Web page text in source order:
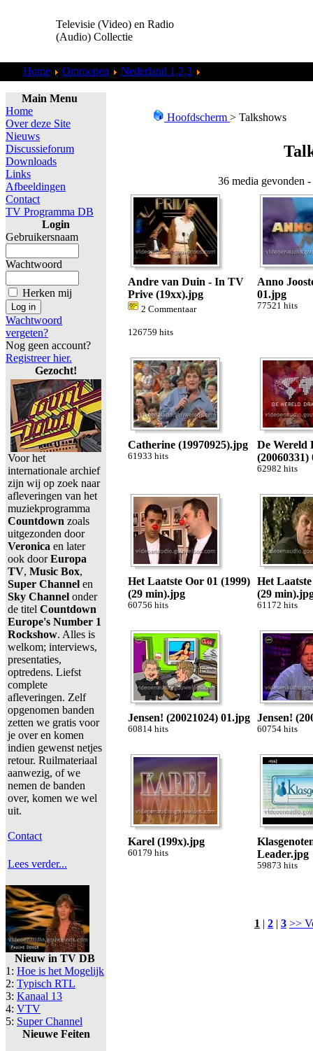
Televisie (Video) en Radio
(Audio) Collectie
Home Omroepen Nederland 1,2,3
Main Menu
Home
Over deze Site
Nieuws
Discussieforum
Downloads
Links
Afbeeldingen
Contact
TV Programma DB
Login
Gebruikersnaam
Wachtwoord
Herken mij
Wachtwoord
vergeten?
Nog geen account?
Registreer hier.
Gezocht!
Voor het
internationale archief
zijn wij op zoek naar
afleveringen van het
muziekprogramma
Countdown zoals
uitgezonden door
Veronica en later
ook doorEuropa
TV, Music Box,
Super Channel en
Sky Channel onder
de titel Countdown
Europe's Number 1
Rockshow. Alles is
welkom; interviews,
presentaties,
optredens. Liefst
complete
afleveringen. Zelf
opgenomen banden
zetten we gratis voor
je over en komen
indien gewenst netjes
retour. Ruilmateriaal
aanwezig, of we
nemen de banden
over, komen we wel
uit.
Contact
Lees verder...
Nieuw in TV DB
1: Hoe is het Mogelijk
2: Typisch RTL
3: Kanaal 13
4: VTV
5: Super Channel
Nieuwe Feiten
Hoofdscherm > Talkshows
36 media gevonden
Andre van Duin - In TV
Prive (19xx).jpg
2 Commentaar
126759 hits
Anno
01.jpg
77521 hits
Catherine (19970925).jpg
61933 hits
De Wereld
(20060331)
62982 hits
Het Laatste Oor 01 (1999)
(29 min).jpg
60756 hits
Het
(29
61172 hits
Jensen! (20021024) 01.jpg
60814 hits
Jensen!
60754 hits
Karel (199x).jpg
60179 hits
Leader.jpg
59873 hits
1 | 2 | 3 >>